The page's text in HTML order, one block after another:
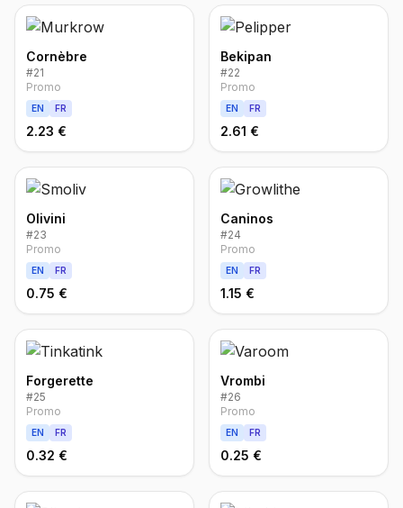
Cornèbre
#21
Promo
EN FR
2.23 €
Bekipan
#22
Promo
EN FR
2.61 €
Olivini
#23
Promo
EN FR
0.75 €
Caninos
#24
Promo
EN FR
1.15 €
Forgerette
#25
Promo
EN FR
0.32 €
Vrombi
#26
Promo
EN FR
0.25 €